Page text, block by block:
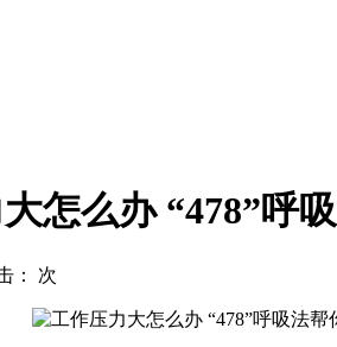
怎么办 “478”呼
： 次